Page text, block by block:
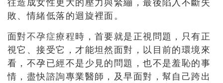
敗、情緒低落的迴旋裡面。
面對不孕症療程時，首要就是正視問題，只有正
視它、接受它，才能坦然面對，以目前的環境來
看，不孕已經不是少見的問題，也不是羞恥的事
情，盡快諮詢專業醫師，及早面對，幫自己跨出